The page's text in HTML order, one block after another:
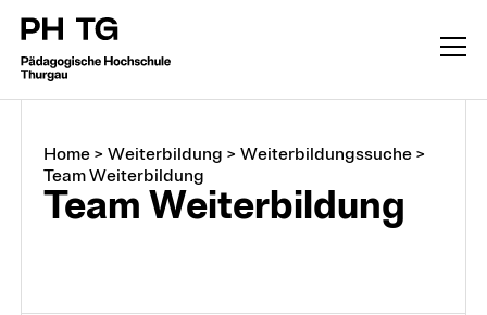
Home> Weiterbildung > Weiterbildungssuche>
Team Weiterbildung
Team Weiter­bildung